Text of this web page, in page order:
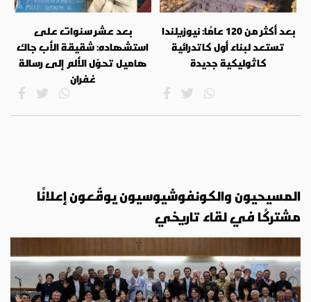
بعد أكثر من 120 عامًا: نيوزيلندا
تستعد لبناء أول كاتدرائية
كاثوليكية جديدة
بعد عشر سنوات على
استشهاده: شقيقة الأب جاك
هاميل تحوّل الألم إلى رسالة
غفران
المسيحيون والكونفوشيوسيون يوقّعون إعلانًا
مشتركًا في لقاء تاريخي